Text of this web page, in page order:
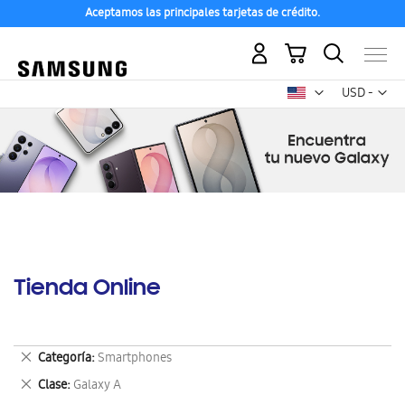
Aceptamos las principales tarjetas de crédito.
USD -
dólar
Mi carrito
Tienda Online
Categoría Smartphones
Eliminar
este
artículo
Clase Galaxy A
Eliminar